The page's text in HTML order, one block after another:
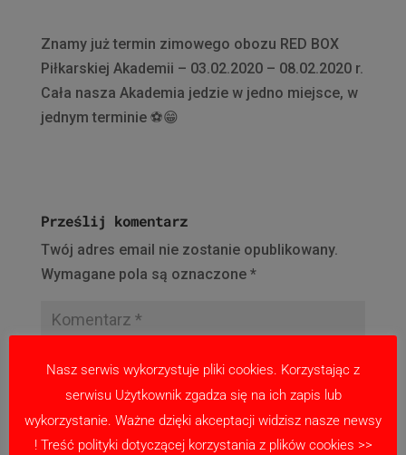
Znamy już termin zimowego obozu RED BOX
Piłkarskiej Akademii – 03.02.2020 – 08.02.2020 r.
Cała nasza Akademia jedzie w jedno miejsce, w
jednym terminie ⚽️😁
Prześlij komentarz
Twój adres email nie zostanie opublikowany.
Wymagane pola są oznaczone *
Nasz serwis wykorzystuje pliki cookies. Korzystając z
serwisu Użytkownik zgadza się na ich zapis lub
wykorzystanie. Ważne dzięki akceptacji widzisz nasze newsy
! Treść polityki dotyczącej korzystania z plików cookies >>